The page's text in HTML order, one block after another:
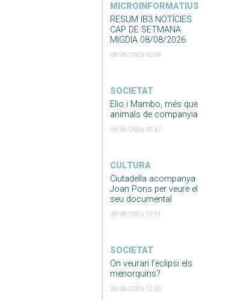
MICROINFORMATIUS
RESUM IB3 NOTÍCIES
CAP DE SETMANA
MIGDIA 08/08/2026
08/08/2026 03:09
SOCIETAT
Elio i Mambo, més que
animals de companyia
08/08/2026 02:47
CULTURA
Ciutadella acompanya
Joan Pons per veure el
seu documental
08/08/2026 12:51
SOCIETAT
On veuran l’eclipsi els
menorquins?
08/08/2026 12:55